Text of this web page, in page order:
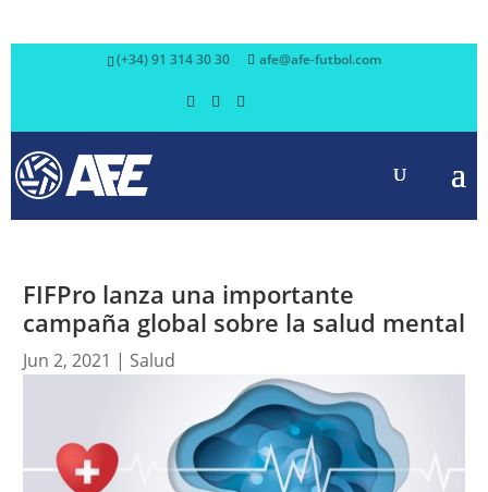
(+34) 91 314 30 30 afe@afe-futbol.com
FIFPro lanza una importante
campaña global sobre la salud mental
Jun 2, 2021 | Salud